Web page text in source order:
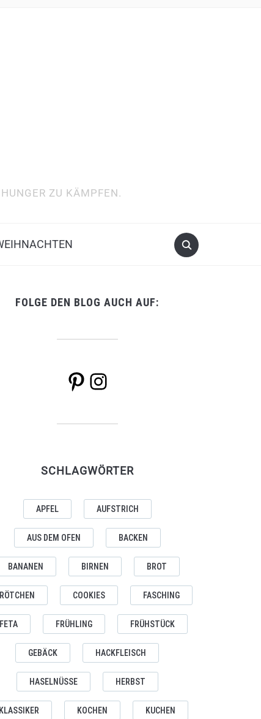
ZU KÄMPFEN.
FOLGE DEN BLOG AUCH AUF:
Pinterest
Instagram
SCHLAGWÖRTER
APFEL AUFSTRICH
AUS DEM OFEN BACKEN
BANANEN BIRNEN BROT
COOKIES FASCHING
FETA FRÜHLING FRÜHSTÜCK
GEBÄCK HACKFLEISCH
HASELNÜSSE HERBST
KLASSIKER KOCHEN KUCHEN